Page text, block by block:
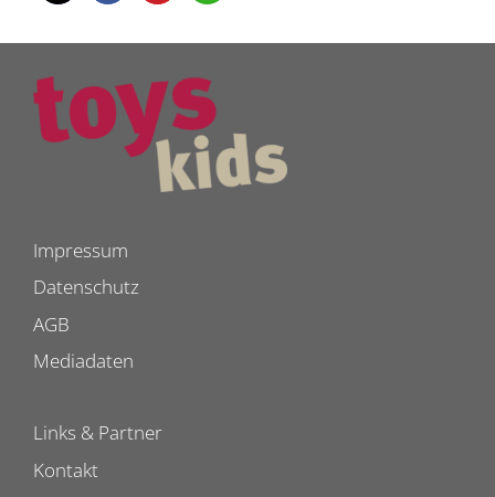
Impressum
Datenschutz
AGB
Mediadaten
Links & Partner
Kontakt